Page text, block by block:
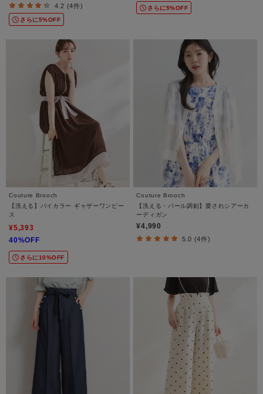
4.2 (4件)
さらに5%OFF
さらに5%OFF
Couture Brooch
【洗える】バイカラー ギャザーワンピー
ス
¥5,393
40%OFF
さらに10%OFF
Couture Brooch
【洗える・パール調釦】愛されシアーカ
ーディガン
¥4,990
5.0 (4件)